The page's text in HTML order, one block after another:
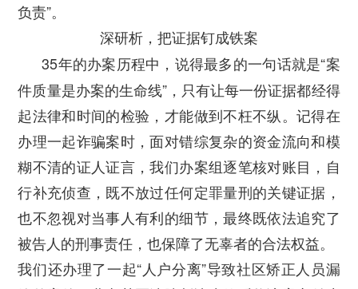
负责”。
深研析，把证据钉成铁案
35年的办案历程中，说得最多的一句话就是“案
件质量是办案的生命线”，只有让每一份证据都经得
起法律和时间的检验，才能做到不枉不纵。 记得在
办理一起诈骗案时，面对错综复杂的资金流向和模
糊不清的证人证言，我们办案组逐笔核对账目，自
行补充侦查，既不放过任何定罪量刑的关键证据，
也不忽视对当事人有利的细节，最终既依法追究了
被告人的刑事责任，也保障了无辜者的合法权益。
我们还办理了一起“人户分离”导致社区矫正人员漏